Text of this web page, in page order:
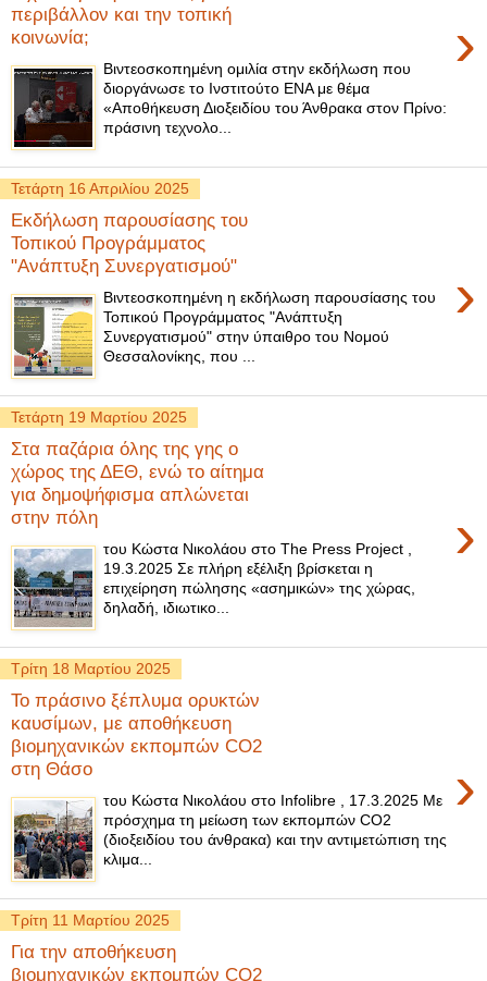
περιβάλλον και την τοπική
κοινωνία;
›
Βιντεοσκοπημένη ομιλία στην εκδήλωση που
διοργάνωσε το Ινστιτούτο ΕΝΑ με θέμα
«Αποθήκευση Διοξειδίου του Άνθρακα στον Πρίνο:
πράσινη τεχνολο...
Τετάρτη 16 Απριλίου 2025
Εκδήλωση παρουσίασης του
Τοπικού Προγράμματος
"Ανάπτυξη Συνεργατισμού"
›
Βιντεοσκοπημένη η εκδήλωση παρουσίασης του
Τοπικού Προγράμματος "Ανάπτυξη
Συνεργατισμού" στην ύπαιθρο του Νομού
Θεσσαλονίκης, που ...
Τετάρτη 19 Μαρτίου 2025
Στα παζάρια όλης της γης ο
χώρος της ΔΕΘ, ενώ το αίτημα
για δημοψήφισμα απλώνεται
στην πόλη
›
του Κώστα Νικολάου στο The Press Project ,
19.3.2025 Σε πλήρη εξέλιξη βρίσκεται η
επιχείρηση πώλησης «ασημικών» της χώρας,
δηλαδή, ιδιωτικο...
Τρίτη 18 Μαρτίου 2025
Το πράσινο ξέπλυμα ορυκτών
καυσίμων, με αποθήκευση
βιομηχανικών εκπομπών CO2
στη Θάσο
›
του Κώστα Νικολάου στο Infolibre , 17.3.2025 Με
πρόσχημα τη μείωση των εκπομπών CO2
(διοξειδίου του άνθρακα) και την αντιμετώπιση της
κλιμα...
Τρίτη 11 Μαρτίου 2025
Για την αποθήκευση
βιομηχανικών εκπομπών CO2